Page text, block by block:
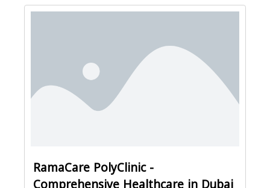
RamaCare PolyClinic -